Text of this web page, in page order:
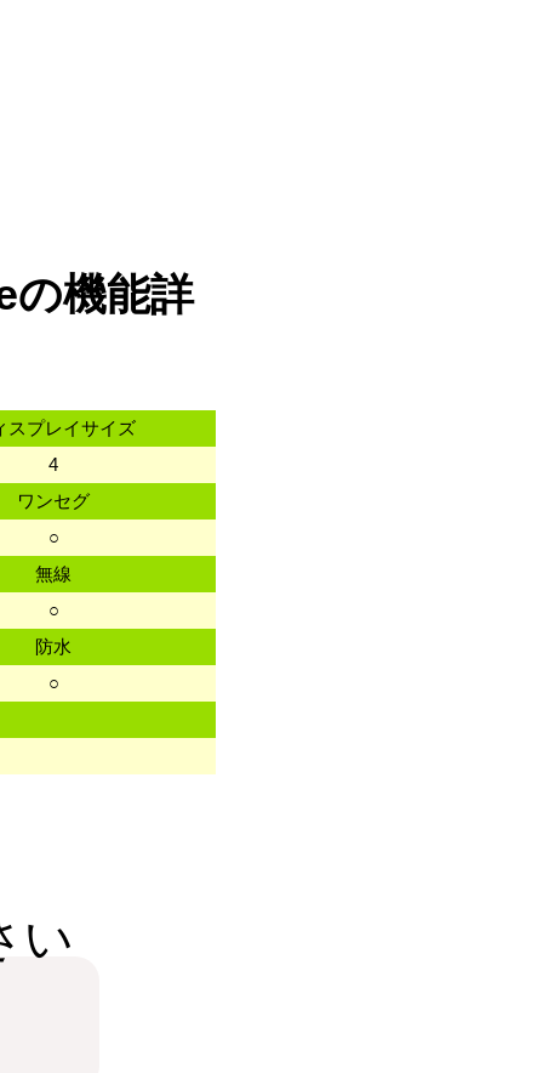
の機能詳
スプレイサイズ
4
ワンセグ
○
無線
○
防水
○
い